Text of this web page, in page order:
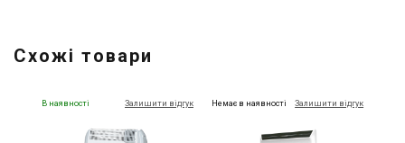
Схожі товари
В наявності Залишити відгук Немає в наявності Залишити відгук